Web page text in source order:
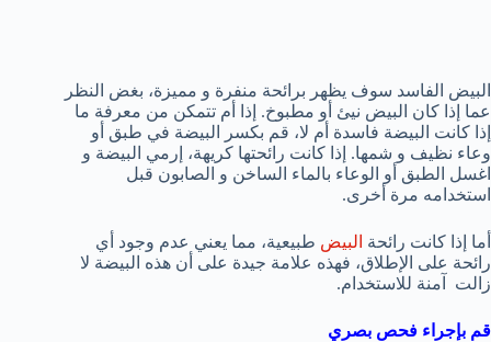
البيض الفاسد سوف يظهر برائحة منفرة و مميزة، بغض النظر
عما إذا كان البيض نيئ أو مطبوخ. إذا أم تتمكن من معرفة ما
إذا كانت البيضة فاسدة أم لا، قم بكسر البيضة في طبق أو
وعاء نظيف و شمها. إذا كانت رائحتها كريهة، إرمي البيضة و
اغسل الطبق أو الوعاء بالماء الساخن و الصابون قبل
استخدامه مرة أخرى.
أما إذا كانت رائحة البيض طبيعية، مما يعني عدم وجود أي
رائحة على الإطلاق، فهذه علامة جيدة على أن هذه البيضة لا
زالت آمنة للاستخدام.
قم بإجراء فحص بصري